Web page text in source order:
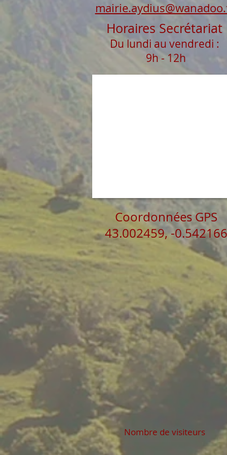
Coordonnées GPS
43.002459, -0.542166
Nombre de visiteurs
Horaires Secrétariat
Du lundi au vendredi :
9h - 12h